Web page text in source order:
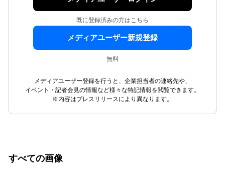
既に登録済みの方はこちら
メディアユーザー新規登録
無料
メディアユーザー登録を行うと、企業担当者の連絡先や、
イベント・記者会見の情報など様々な特記情報を閲覧できます。
※内容はプレスリリースにより異なります。
すべての画像